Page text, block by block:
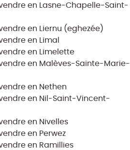
en Lasne-Chapelle-Saint-
en Liernu (eghezée)
en Limal
en Limelette
en Malèves-Sainte-Marie-
en Nethen
en Nil-Saint-Vincent-
en Nivelles
en Perwez
en Ramillies